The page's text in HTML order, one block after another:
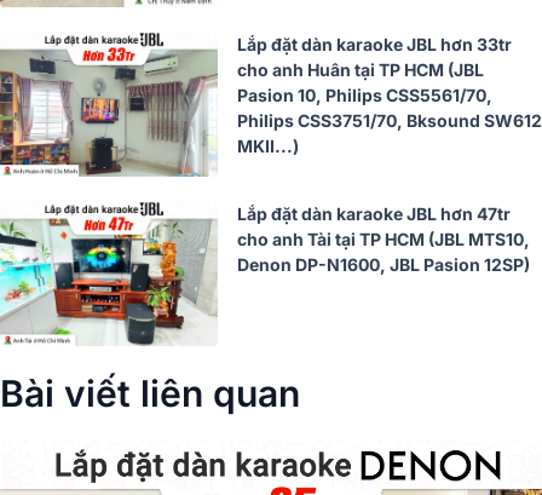
Lắp đặt dàn karaoke JBL hơn 33tr
cho anh Huân tại TP HCM (JBL
Pasion 10, Philips CSS5561/70,
Philips CSS3751/70, Bksound SW612
MKII...)
Lắp đặt dàn karaoke JBL hơn 47tr
cho anh Tài tại TP HCM (JBL MTS10,
Denon DP-N1600, JBL Pasion 12SP)
Bài viết liên quan